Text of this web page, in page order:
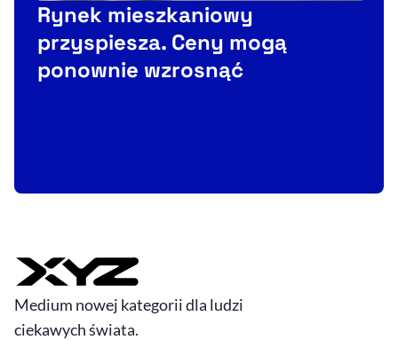
Rynek mieszkaniowy
przyspiesza. Ceny mogą
ponownie wzrosnąć
Medium nowej kategorii dla ludzi
ciekawych świata.